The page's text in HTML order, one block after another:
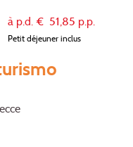
à p.d. € 51,85 p.p.
Petit déjeuner inclus